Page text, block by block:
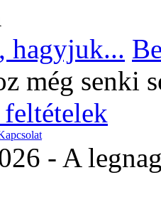
hagyjuk...
még senki
feltételek
- A